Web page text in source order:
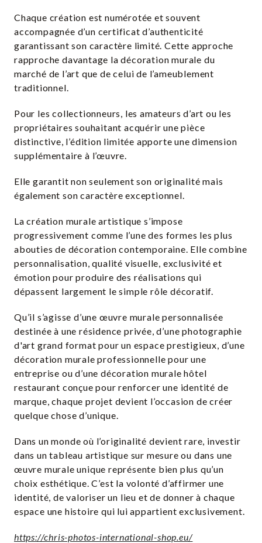
Chaque création est numérotée et souvent
accompagnée d’un certificat d’authenticité
garantissant son caractère limité. Cette approche
rapproche davantage la décoration murale du
marché de l’art que de celui de l’ameublement
traditionnel.
Pour les collectionneurs, les amateurs d’art ou les
propriétaires souhaitant acquérir une pièce
distinctive, l’édition limitée apporte une dimension
supplémentaire à l’œuvre.
Elle garantit non seulement son originalité mais
également son caractère exceptionnel.
La création murale artistique s’impose
progressivement comme l’une des formes les plus
abouties de décoration contemporaine. Elle combine
personnalisation, qualité visuelle, exclusivité et
émotion pour produire des réalisations qui
dépassent largement le simple rôle décoratif.
Qu’il s’agisse d’une œuvre murale personnalisée
destinée à une résidence privée, d’une photographie
d'art grand format pour un espace prestigieux, d’une
décoration murale professionnelle pour une
entreprise ou d’une décoration murale hôtel
restaurant conçue pour renforcer une identité de
marque, chaque projet devient l’occasion de créer
quelque chose d’unique.
Dans un monde où l’originalité devient rare, investir
dans un tableau artistique sur mesure ou dans une
œuvre murale unique représente bien plus qu’un
choix esthétique. C’est la volonté d’affirmer une
identité, de valoriser un lieu et de donner à chaque
espace une histoire qui lui appartient exclusivement.
https://chris-photos-international-shop.eu/